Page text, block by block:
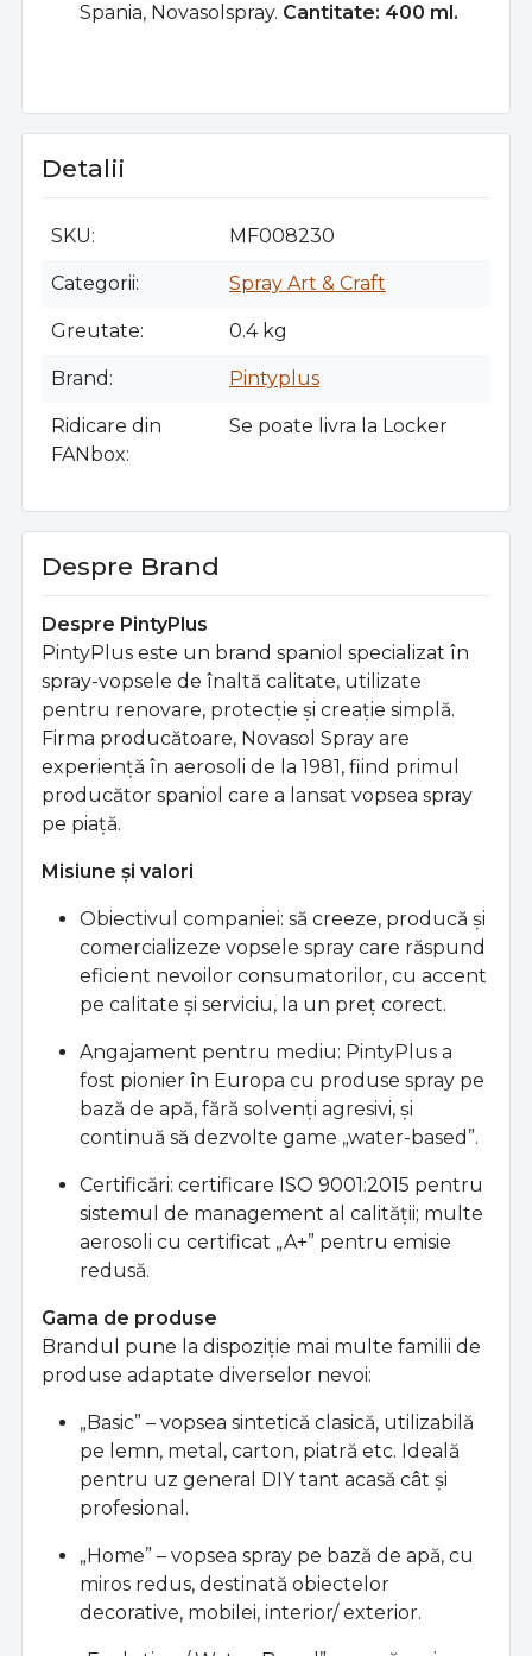
Spania, Novasolspray. Cantitate: 400 ml.
Detalii
SKU MF008230
Categorii Spray Art & Craft
Greutate 0.4 kg
Brand Pintyplus
Ridicare din
FANbox
Se poate livra la Locker
Despre Brand
Despre PintyPlus
PintyPlus este un brand spaniol specializat în
spray-vopsele de înaltă calitate, utilizate
pentru renovare, protecţie şi creaţie simplă.
Firma producătoare, Novasol Spray are
experienţă în aerosoli de la 1981, fiind primul
producător spaniol care a lansat vopsea spray
pe piaţă.
Misiune şi valori
Obiectivul companiei: să creeze, producă şi
comercializeze vopsele spray care răspund
eficient nevoilor consumatorilor, cu accent
pe calitate şi serviciu, la un preţ corect.
Angajament pentru mediu: PintyPlus a
fost pionier în Europa cu produse spray pe
bază de apă, fără solvenţi agresivi, şi
continuă să dezvolte game „water-based”.
Certificări: certificare ISO 9001:2015 pentru
sistemul de management al calităţii; multe
aerosoli cu certificat „A+” pentru emisie
redusă.
Gama de produse
Brandul pune la dispoziţie mai multe familii de
produse adaptate diverselor nevoi:
„Basic” – vopsea sintetică clasică, utilizabilă
pe lemn, metal, carton, piatră etc. Ideală
pentru uz general DIY tant acasă cât şi
profesional.
„Home” – vopsea spray pe bază de apă, cu
miros redus, destinată obiectelor
decorative, mobilei, interior/ exterior.